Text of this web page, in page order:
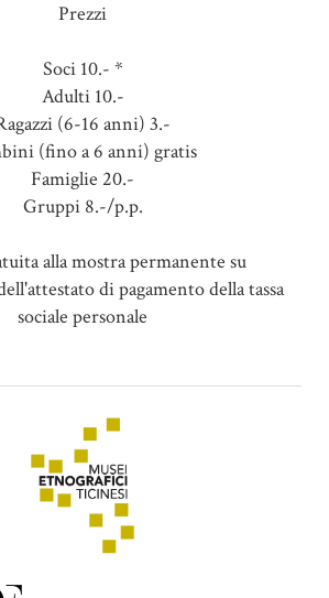
Prezzi
Soci 10.- *
Adulti 10.-
(6-16 anni) 3.-
(fino a 6 anni) gratis
Famiglie 20.-
Gruppi 8.-/p.p.
alla mostra permanente su
di pagamento della tassa
sociale personale